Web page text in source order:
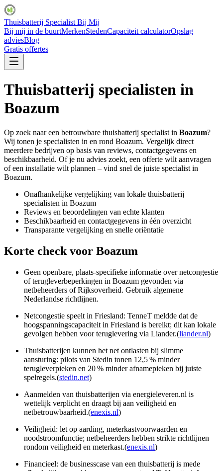
Thuisbatterij Specialist Bij Mij
Bij mij in de buurtMerkenStedenCapaciteit calculatorOpslag
adviesBlog
Gratis offertes
Thuisbatterij specialisten in
Boazum
Op zoek naar een betrouwbare thuisbatterij specialist in Boazum?
Wij tonen je specialisten in en rond Boazum. Vergelijk direct
meerdere bedrijven op basis van reviews, contactgegevens en
beschikbaarheid. Of je nu advies zoekt, een offerte wilt aanvragen
of een installatie wilt plannen – vind snel de juiste specialist in
Boazum.
Onafhankelijke vergelijking van lokale thuisbatterij
specialisten in Boazum
Reviews en beoordelingen van echte klanten
Beschikbaarheid en contactgegevens in één overzicht
Transparante vergelijking en snelle oriëntatie
Korte check voor Boazum
Geen openbare, plaats-specifieke informatie over netcongestie
of terugleverbeperkingen in Boazum gevonden via
netbeheerders of Rijksoverheid. Gebruik algemene
Nederlandse richtlijnen.
Netcongestie speelt in Friesland: TenneT meldde dat de
hoogspanningscapaciteit in Friesland is bereikt; dit kan lokale
gevolgen hebben voor teruglevering via Liander.(liander.nl)
Thuisbatterijen kunnen het net ontlasten bij slimme
aansturing: pilots van Stedin tonen 12,5 % minder
terugleverpieken en 20 % minder afnamepieken bij juiste
spelregels.(stedin.net)
Aanmelden van thuisbatterijen via energieleveren.nl is
wettelijk verplicht en draagt bij aan veiligheid en
netbetrouwbaarheid.(enexis.nl)
Veiligheid: let op aarding, meterkastvoorwaarden en
noodstroomfunctie; netbeheerders hebben strikte richtlijnen
rondom veiligheid en meterkast.(enexis.nl)
Financieel: de businesscase van een thuisbatterij is mede